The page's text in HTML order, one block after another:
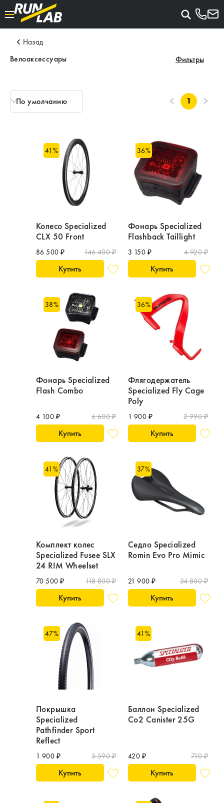
Назад
Велоаксессуары
Фильтры
По умолчанию 1
41 %
Колесо Specialized
CLX 50 Front
86 500 ₽ 146 400 ₽
Купить
36%
Фонарь Specialized
Flashback Taillight
3 150 ₽ 4 920 ₽
Купить
38%
Фонарь Specialized
Flash Combo
4 100 ₽ 6 600 ₽
Купить
36%
Флягодержатель
Specialized Fly Cage
Poly
1 900 ₽ 2 990 ₽
Купить
41 %
Комплект колес
Specialized Fusee SLX
24 RIM Wheelset
70 500 ₽ 118 800 ₽
Купить
37%
Седло Specialized
Romin Evo Pro Mimic
21 900 ₽ 34 800 ₽
Купить
47%
Покрышка
Specialized
Pathfinder Sport
Reflect
1 900 ₽ 3 590 ₽
Купить
41 %
Баллон Specialized
Co2 Canister 25G
420 ₽ 710 ₽
Купить